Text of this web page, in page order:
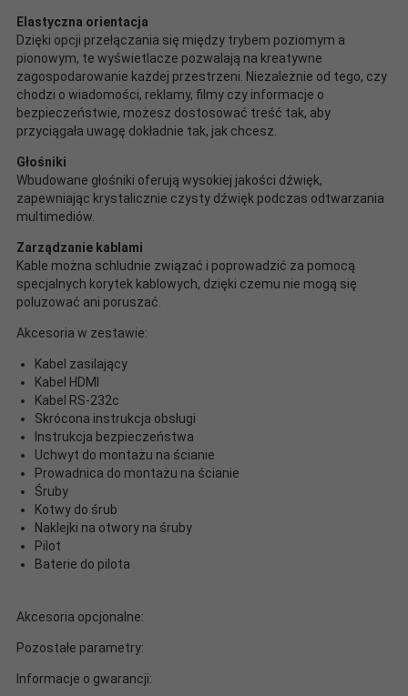
Elastyczna orientacja
Dzięki opcji przełączania się między trybem poziomym a
pionowym, te wyświetlacze pozwalają na kreatywne
zagospodarowanie każdej przestrzeni. Niezależnie od tego, czy
chodzi o wiadomości, reklamy, filmy czy informacje o
bezpieczeństwie, możesz dostosować treść tak, aby
przyciągała uwagę dokładnie tak, jak chcesz.
Głośniki
Wbudowane głośniki oferują wysokiej jakości dźwięk,
zapewniając krystalicznie czysty dźwięk podczas odtwarzania
multimediów.
Zarządzanie kablami
Kable można schludnie związać i poprowadzić za pomocą
specjalnych korytek kablowych, dzięki czemu nie mogą się
poluzować ani poruszać.
Akcesoria w zestawie:
Kabel zasilający
Kabel HDMI
Kabel RS-232c
Skrócona instrukcja obsługi
Instrukcja bezpieczeństwa
Uchwyt do montażu na ścianie
Prowadnica do montażu na ścianie
Śruby
Kotwy do śrub
Naklejki na otwory na śruby
Pilot
Baterie do pilota
Akcesoria opcjonalne:
Pozostałe parametry:
Informacje o gwarancji: